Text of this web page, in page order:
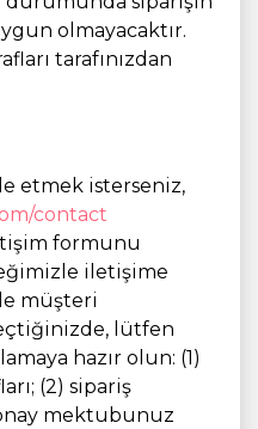
olmayacaktır.
tarafınızdan
etmek isterseniz,
contact
formunu
iletişime
müşteri
lütfen
hazır olun: (1)
(2) sipariş
mektubunuz